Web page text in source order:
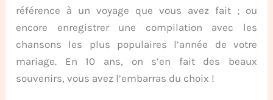
référence à un voyage que vous avez fait ; ou
encore enregistrer une compilation avec les
chansons les plus populaires l’année de votre
mariage. En 10 ans, on s’en fait des beaux
souvenirs, vous avez l’embarras du choix !